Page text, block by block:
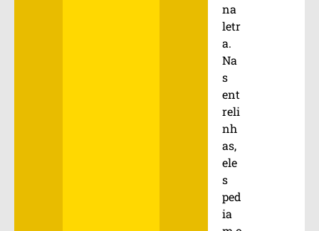
na
letr
a.
Na
s
ent
reli
nh
as,
ele
s
ped
ia